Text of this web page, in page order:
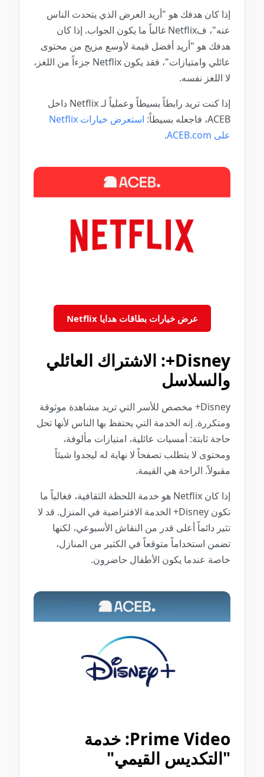
إذا كان هدفك هو "أريد العرض الذي يتحدث الناس
عنه"، فNetflix غالباً ما يكون الجواب. إذا كان
هدفك هو "أريد أفضل قيمة لأوسع مزيج من محتوى
عائلي وامتيازات"، فقد يكون Netflix جزءاً من اللغز،
لا اللغز نفسه.
إذا كنت تريد رابطاً بسيطاً وعملياً لـ Netflix داخل
ACEB، فاجعله بسيطاً:
استعرض خيارات Netflix
على ACEB.com
.
عرض خيارات بطاقات هدايا Netflix
Disney+: الاشتراك العائلي
والسلاسل
Disney+ مخصص للأسر التي تريد مشاهدة موثوقة
ومتكررة. إنه الخدمة التي يحتفظ بها الناس لأنها تحل
حاجة ثابتة: أمسيات عائلية، امتيازات مألوفة،
ومحتوى لا يتطلب تصفحاً لا نهاية له ليجدوا شيئاً
مقبولاً. الراحة هي القيمة.
إذا كان Netflix هو خدمة اللحظة الثقافية، فغالباً ما
تكون Disney+ الخدمة الافتراضية في المنزل. قد لا
تثير دائماً أعلى قدر من النقاش الأسبوعي، لكنها
تضمن استخداماً متوقعاً في الكثير من المنازل،
خاصة عندما يكون الأطفال حاضرون.
Prime Video: خدمة
"التكديس القيمي"